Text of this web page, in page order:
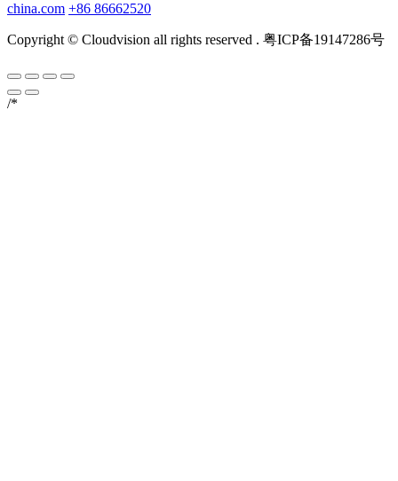
china.com +86 86662520
Copyright © Cloudvision all rights reserved . 粤ICP备19147286号
/*